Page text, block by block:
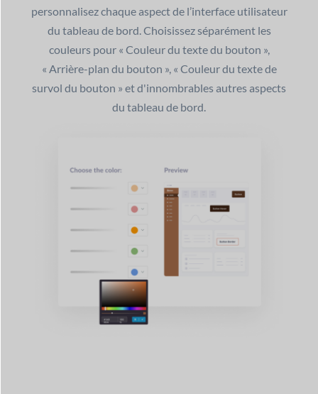
personnalisez chaque aspect de l’interface utilisateur
du tableau de bord. Choisissez séparément les
couleurs pour « Couleur du texte du bouton »,
« Arrière-plan du bouton », « Couleur du texte de
survol du bouton » et d'innombrables autres aspects
du tableau de bord.